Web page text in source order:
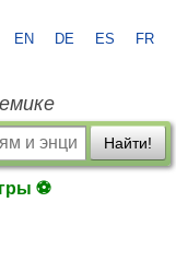
EN DE ES FR
Найти!
⚽